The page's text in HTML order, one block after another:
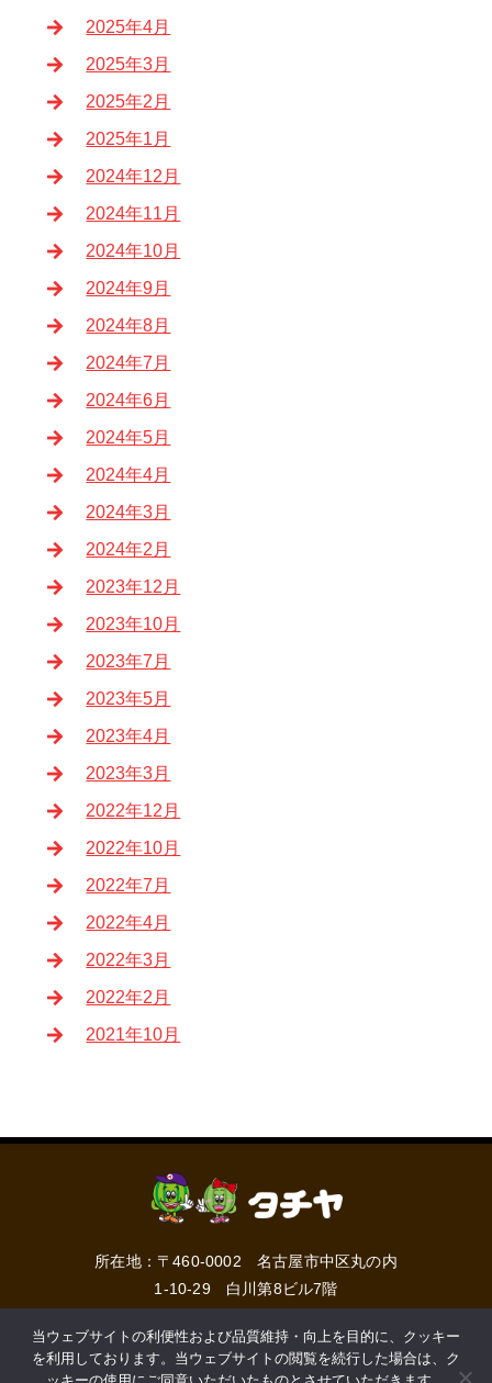
2025年4月
2025年3月
2025年2月
2025年1月
2024年12月
2024年11月
2024年10月
2024年9月
2024年8月
2024年7月
2024年6月
2024年5月
2024年4月
2024年3月
2024年2月
2023年12月
2023年10月
2023年7月
2023年5月
2023年4月
2023年3月
2022年12月
2022年10月
2022年7月
2022年4月
2022年3月
2022年2月
2021年10月
所在地：〒460-0002 名古屋市中区丸の内
1-10-29 白川第8ビル7階
営業時間：10:00 ～ 18:00 定休日：水曜日
当ウェブサイトの利便性および品質維持・向上を目的に、クッキー
を利用しております。当ウェブサイトの閲覧を続行した場合は、ク